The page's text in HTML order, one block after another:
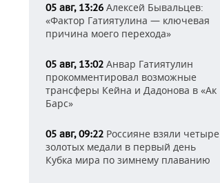
05 авг, 13:26 Алексей Бывальцев:
«Фактор Гатиятулина — ключевая
причина моего перехода»
05 авг, 13:02 Анвар Гатиятулин
прокомментировал возможные
трансферы Кейна и Дадонова в «Ак
Барс»
05 авг, 09:22 Россияне взяли четыре
золотых медали в первый день
Кубка мира по зимнему плаванию